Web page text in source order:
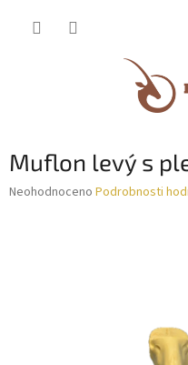
Muflon levý s
Průměrné
Neohodnoceno Podrobnosti